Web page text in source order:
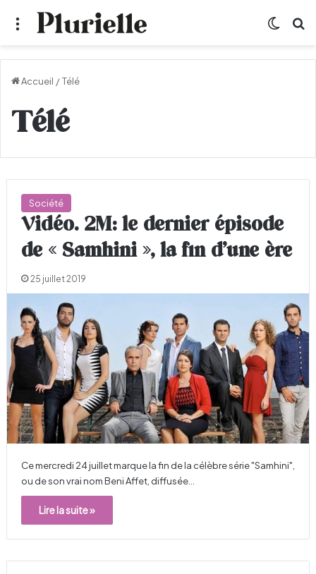
Menu
Accueil /Télé
Télé
Société
Vidéo. 2M: le dernier épisode
de « Samhini », la fin d’une ère
25 juillet 2019
Ce mercredi 24 juillet marque la fin de la célèbre série "Samhini",
ou de son vrai nom Beni Affet, diffusée…
Lire la suite »